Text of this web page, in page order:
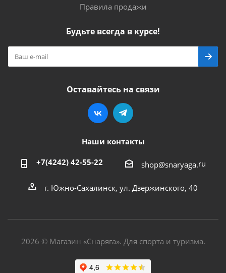
Правила продажи
Будьте всегда в курсе!
Оставайтесь на связи
Наши контакты
+7(4242) 42-55-22 shop@snaryaga.ru
г. Южно-Сахалинск, ул. Дзержинского, 40
2026 © Магазин «Снаряга». Для спорта и туризма.